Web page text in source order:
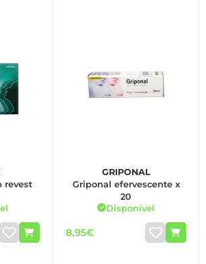
revest
GRIPONAL
Griponal efervescente x
20
Disponível
8,95€